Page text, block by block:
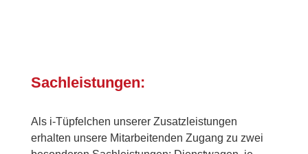
Sachleistungen:
Als i-Tüpfelchen unserer Zusatzleistungen
erhalten unsere Mitarbeitenden Zugang zu zwei